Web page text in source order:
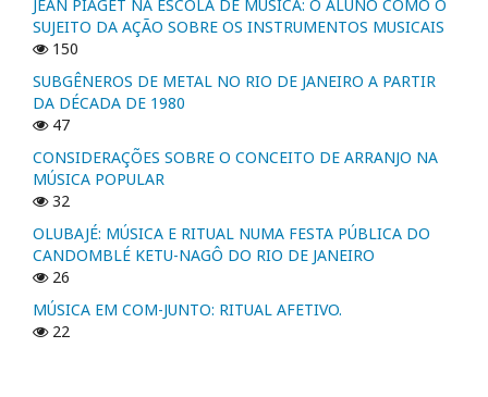
JEAN PIAGET NA ESCOLA DE MÚSICA: O ALUNO COMO O
SUJEITO DA AÇÃO SOBRE OS INSTRUMENTOS MUSICAIS
150
SUBGÊNEROS DE METAL NO RIO DE JANEIRO A PARTIR
DA DÉCADA DE 1980
47
CONSIDERAÇÕES SOBRE O CONCEITO DE ARRANJO NA
MÚSICA POPULAR
32
OLUBAJÉ: MÚSICA E RITUAL NUMA FESTA PÚBLICA DO
CANDOMBLÉ KETU-NAGÔ DO RIO DE JANEIRO
26
MÚSICA EM COM-JUNTO: RITUAL AFETIVO.
22